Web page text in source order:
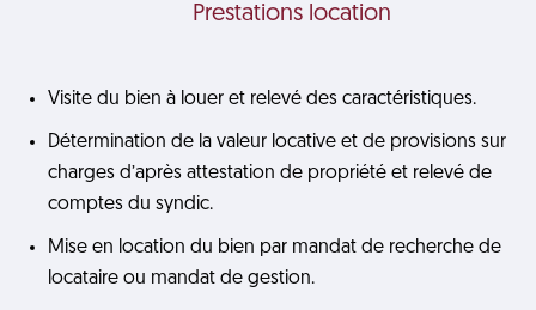
Prestations location
Visite du bien à louer et relevé des caractéristiques.
Détermination de la valeur locative et de provisions sur
charges d’après attestation de propriété et relevé de
comptes du syndic.
Mise en location du bien par mandat de recherche de
locataire ou mandat de gestion.